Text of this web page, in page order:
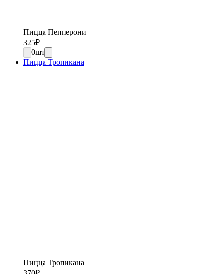
Пицца Пепперони
325₽
0шт
Пицца Тропикана
Пицца Тропикана